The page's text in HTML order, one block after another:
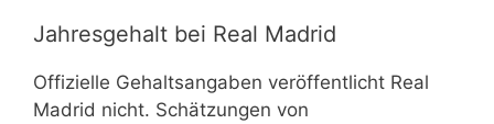
Jahresgehalt bei Real Madrid
Offizielle Gehaltsangaben veröffentlicht Real
Madrid nicht. Schätzungen von